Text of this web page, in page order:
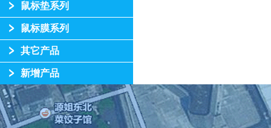
鼠标垫系列
鼠标膜系列
其它产品
新增产品